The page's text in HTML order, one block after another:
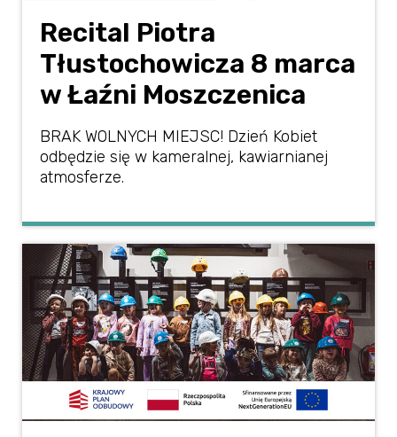
Recital Piotra
Tłustochowicza 8 marca
w Łaźni Moszczenica
BRAK WOLNYCH MIEJSC! Dzień Kobiet
odbędzie się w kameralnej, kawiarnianej
atmosferze.